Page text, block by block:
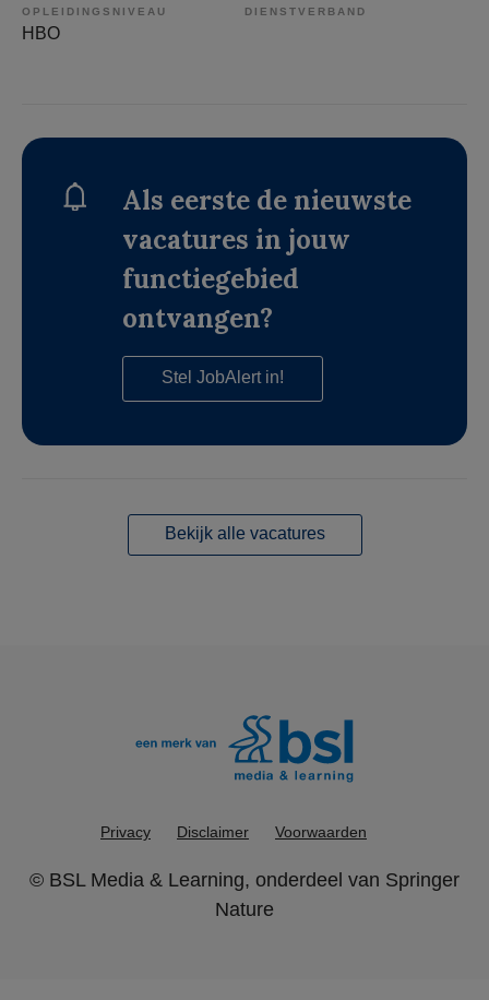
OPLEIDINGSNIVEAU
HBO
DIENSTVERBAND
Als eerste de nieuwste
vacatures in jouw
functiegebied
ontvangen?
Stel JobAlert in!
Bekijk alle vacatures
Privacy Disclaimer Voorwaarden
© BSL Media & Learning, onderdeel van Springer
Nature